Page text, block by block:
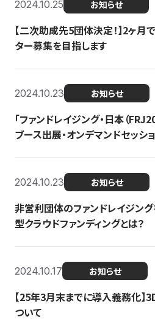
2024.10.25 お知らせ
【二次助成先5団体決定！】2ヶ
ター募集を目指します
2024.10.23 お知らせ
「ファンドレイジング・日本（
ブース出展・オンデマンドセッシ
2024.10.23 お知らせ
非営利団体のファンドレイジン
型クラウドファンディングとは？
2024.10.17 お知らせ
【25年3月末までに導入義務化】
ついて